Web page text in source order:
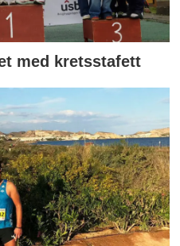
med kretsstafett